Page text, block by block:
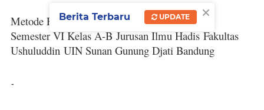
Metode Penelitian Hadis
Semester VI Kelas A-B Jurusan Ilmu Hadis Fakultas
Ushuluddin UIN Sunan Gunung Djati Bandung
-
×
Berita Terbaru UPDATE